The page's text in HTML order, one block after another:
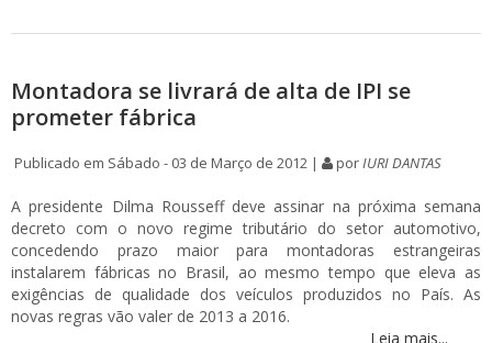
Montadora se livrará de alta de IPI se
prometer fábrica
Publicado em Sábado - 03 de Março de 2012 | porIURI DANTAS
A presidente Dilma Rousseff deve assinar na próxima semana
decreto com o novo regime tributário do setor automotivo,
concedendo prazo maior para montadoras estrangeiras
instalarem fábricas no Brasil, ao mesmo tempo que eleva as
exigências de qualidade dos veículos produzidos no País. As
novas regras vão valer de 2013 a 2016.
Leia mais...